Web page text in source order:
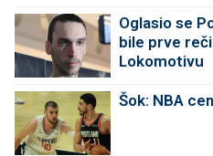
Oglasio se
bile prve
Lokomotivu
Šok: NBA